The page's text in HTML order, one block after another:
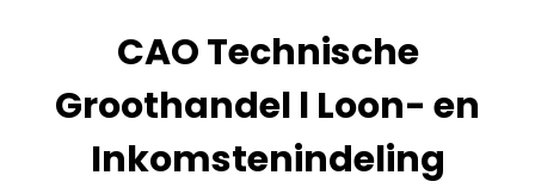
CAO Technische
Groothandel l Loon- en
Inkomstenindeling